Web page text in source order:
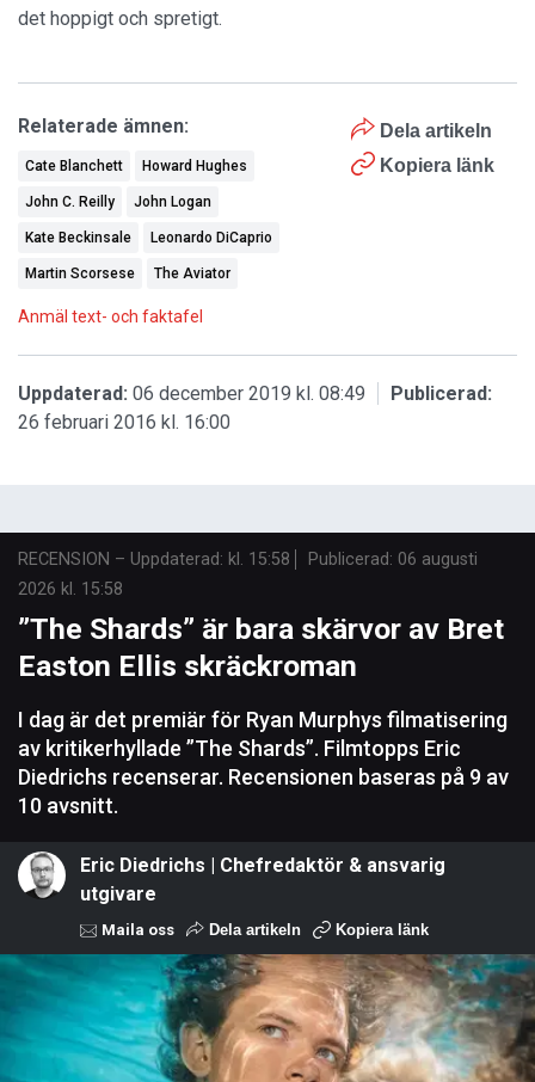
det hoppigt och spretigt.
Dela artikeln
Kopiera länk
Relaterade ämnen:
Cate Blanchett Howard Hughes
John C. Reilly John Logan
Kate Beckinsale Leonardo DiCaprio
Martin Scorsese The Aviator
Anmäl text- och faktafel
Uppdaterad: 06 december 2019 kl. 08:49
Publicerad:
26 februari 2016 kl. 16:00
RECENSION – Uppdaterad: kl. 15:58 Publicerad: 06 augusti
2026 kl. 15:58
”The Shards” är bara skärvor av Bret
Easton Ellis skräckroman
I dag är det premiär för Ryan Murphys filmatisering
av kritikerhyllade ”The Shards”. Filmtopps Eric
Diedrichs recenserar. Recensionen baseras på 9 av
10 avsnitt.
Eric Diedrichs | Chefredaktör & ansvarig
utgivare
Maila oss Dela artikeln Kopiera länk